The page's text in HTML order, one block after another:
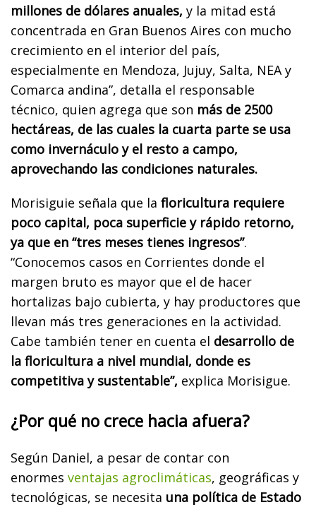
millones de dólares anuales, y la mitad está
concentrada en Gran Buenos Aires con mucho
crecimiento en el interior del país,
especialmente en Mendoza, Jujuy, Salta, NEA y
Comarca andina”, detalla el responsable
técnico, quien agrega que son más de 2500
hectáreas, de las cuales la cuarta parte se usa
como invernáculo y el resto a campo,
aprovechando las condiciones naturales.
Morisiguie señala que la floricultura requiere
poco capital, poca superficie y rápido retorno,
ya que en “tres meses tienes ingresos”.
“Conocemos casos en Corrientes donde el
margen bruto es mayor que el de hacer
hortalizas bajo cubierta, y hay productores que
llevan más tres generaciones en la actividad.
Cabe también tener en cuenta el desarrollo de
la floricultura a nivel mundial, donde es
competitiva y sustentable”, explica Morisigue.
¿Por qué no crece hacia afuera?
Según Daniel, a pesar de contar con
enormes ventajas agroclimáticas, geográficas y
tecnológicas, se necesita una política de Estado